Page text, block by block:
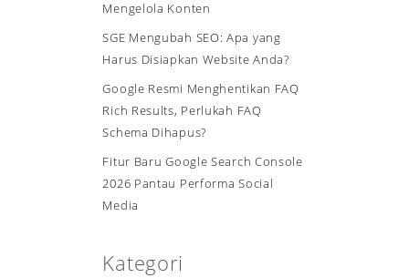
Mengelola Konten
SGE Mengubah SEO: Apa yang
Harus Disiapkan Website Anda?
Google Resmi Menghentikan FAQ
Rich Results, Perlukah FAQ
Schema Dihapus?
Fitur Baru Google Search Console
2026 Pantau Performa Social
Media
Kategori